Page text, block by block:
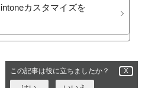
カスタマイズを​
この記事は役に立ちましたか？ X